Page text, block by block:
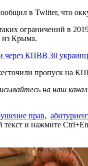
в Twitter, что
ограничений в
из Крыма.
через КПВВ 30
пропуск на
на наш канал
прав,
и нажмите